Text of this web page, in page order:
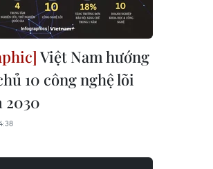
Việt Nam hướng
10 công nghệ lõi
2030